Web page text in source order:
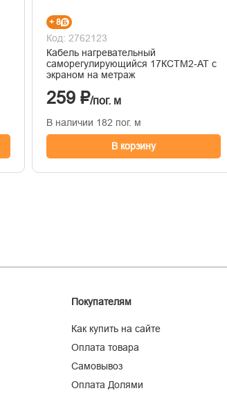
+ 8
Код: 2762123
Кабель нагревательный
саморегулирующийся 17КСТМ2-АТ с
экраном на метраж
259 ₽/пог. м
В наличии 182 пог. м
В корзину
Покупателям
Как купить на сайте
Оплата товара
Самовывоз
Оплата Долями